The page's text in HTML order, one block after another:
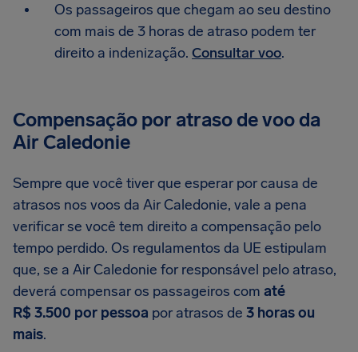
Os passageiros que chegam ao seu destino
com mais de 3 horas de atraso podem ter
direito a indenização. Consultar voo.
Compensação por atraso de voo da
Air Caledonie
Sempre que você tiver que esperar por causa de
atrasos nos voos da Air Caledonie, vale a pena
verificar se você tem direito a compensação pelo
tempo perdido. Os regulamentos da UE estipulam
que, se a Air Caledonie for responsável pelo atraso,
deverá compensar os passageiros com até
R$ 3.500 por pessoa por atrasos de 3 horas ou
mais.